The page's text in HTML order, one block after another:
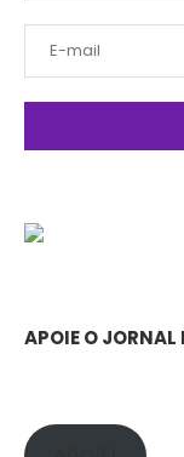
APOIE O JORNAL